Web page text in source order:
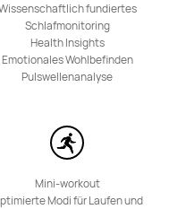
fundiertes
Schlafmonitoring
Health Insights
Emotionales Wohlbefinden
Pulswellenanalyse
Mini-workout
Modi für Laufen und